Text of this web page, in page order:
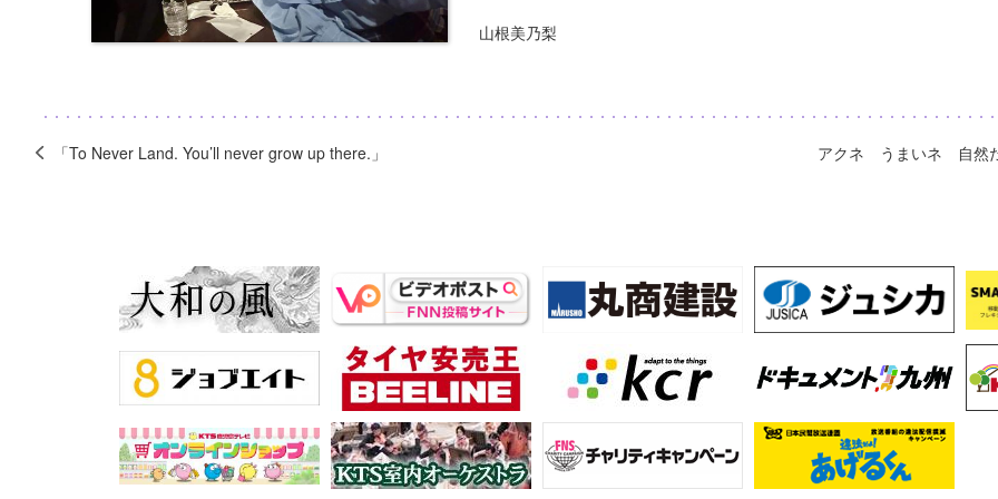
山根美乃梨
「To Never Land. You’ll never grow up there.」 アクネ うまいネ 自然